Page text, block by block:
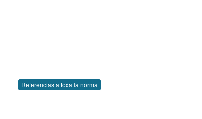
Referencias a toda la norma